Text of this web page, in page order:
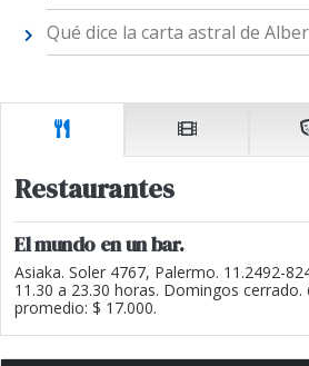
Qué dice la carta astral de
Restaurantes
El mundo en un bar.
Asiaka. Soler 4767, Palermo. 11.2492-
11.30 a 23.30 horas. Domingos cerrado.
promedio: $ 17.000.